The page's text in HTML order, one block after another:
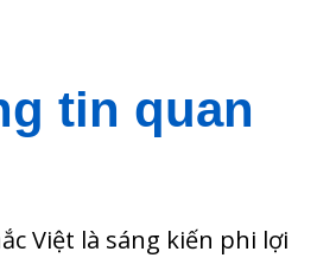
tin quan
Việt là sáng kiến phi lợi